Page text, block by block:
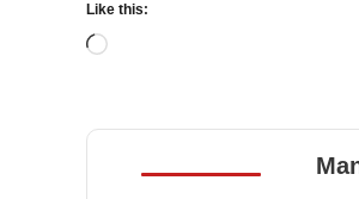
Like this:
Loading…